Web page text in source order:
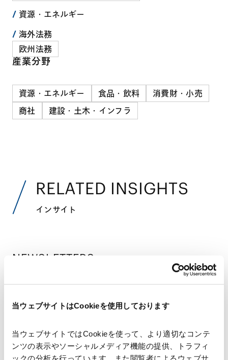
当ウェブサイトはCookieを使用しております
当ウェブサイトではCookieを使って、より適切なコンテ
ンツの表示やソーシャルメディア機能の提供、トラフィ
ックの分析を行っています。また閲覧者によるウェブサ
資源・エネルギー
海外法務
欧州法務
産業分野
資源・エネルギー 食品・飲料
消費財・小売
商社
建設・土木・インフラ
RELATED INSIGHTS
インサイト
NEWSLETTERS
【フランス法務】経済活動簡素化法成立 ―営
げ―